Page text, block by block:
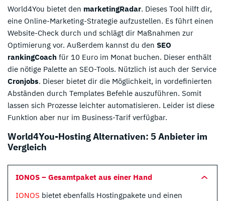
World4You bietet den marketingRadar. Dieses Tool hilft dir,
eine Online-Marketing-Strategie aufzustellen. Es führt einen
Website-Check durch und schlägt dir Maßnahmen zur
Optimierung vor. Außerdem kannst du den SEO
rankingCoach für 10 Euro im Monat buchen. Dieser enthält
die nötige Palette an SEO-Tools. Nützlich ist auch der Service
Cronjobs. Dieser bietet dir die Möglichkeit, in vordefinierten
Abständen durch Templates Befehle auszuführen. Somit
lassen sich Prozesse leichter automatisieren. Leider ist diese
Funktion aber nur im Business-Tarif verfügbar.
World4You-Hosting Alternativen: 5 Anbieter im
Vergleich
IONOS – Gesamtpaket aus einer Hand
IONOS bietet ebenfalls Hostingpakete und einen